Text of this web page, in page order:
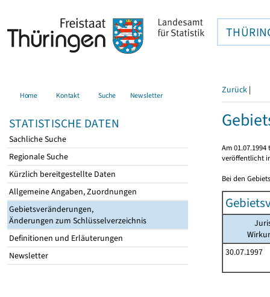
Home Kontakt Suche Newsletter
STATISTISCHE DATEN
Sachliche Suche
Regionale Suche
Kürzlich bereitgestellte Daten
Allgemeine Angaben, Zuordnungen
Gebietsveränderungen,
Änderungen zum Schlüsselverzeichnis
Definitionen und Erläuterungen
Newsletter
Zurück |
Am
veröffentlicht
Bei den
30.07.1997